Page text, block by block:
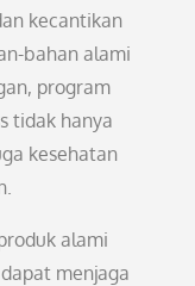
kecantikan
bahan alami
program
tidak hanya
kesehatan
alami
menjaga